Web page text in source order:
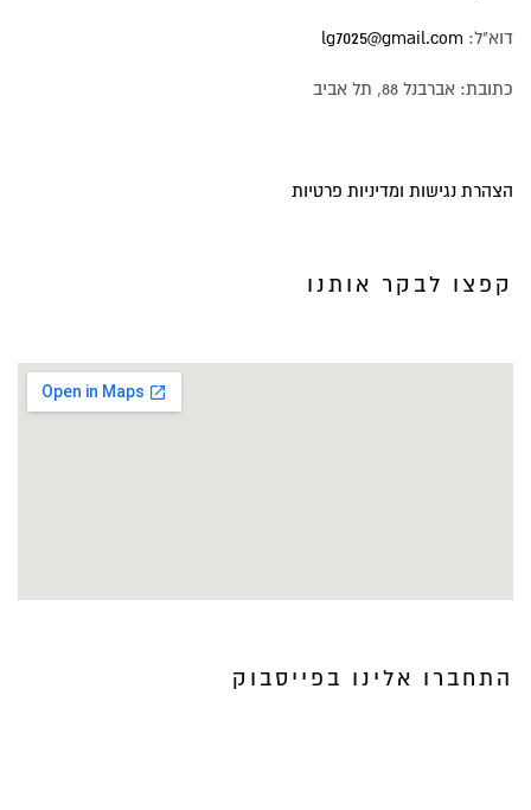
דוא"ל: lg7025@gmail.com
כתובת: אברבנל 88, תל אביב
הצהרת נגישות ומדיניות פרטיות
קפצו לבקר אותנו
התחברו אלינו בפייסבוק